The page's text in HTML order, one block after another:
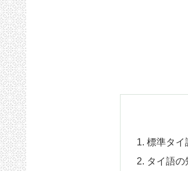
標準タイ
タイ語